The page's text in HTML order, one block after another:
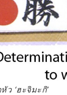
‘ฮะจิมะกิ’